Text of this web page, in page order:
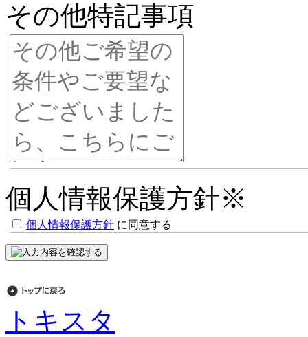
その他特記事項
個人情報保護方針※
個人情報保護方針 に同意する
トキスタ